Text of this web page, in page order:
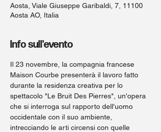
Aosta, Viale Giuseppe Garibaldi, 7, 11100
Aosta AO, Italia
Info sull'evento
Il 23 novembre, la compagnia francese
Maison Courbe presenterà il lavoro fatto
durante la residenza creativa per lo
spettacolo "Le Bruit Des Pierres", un'opera
che si interroga sul rapporto dell'uomo
occidentale con il suo ambiente,
intrecciando le arti circensi con quelle